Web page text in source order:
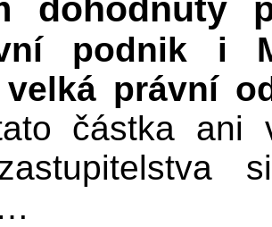
dohodnutý
podnik i
právní
částka ani